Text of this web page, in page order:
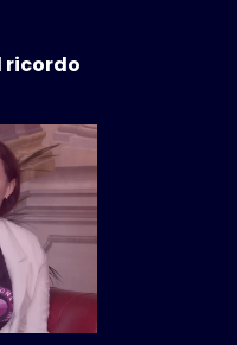
ricordo